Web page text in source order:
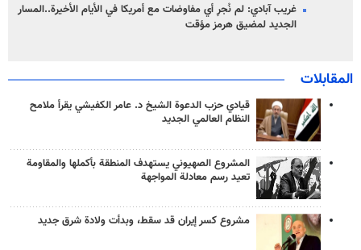
غريب آبادي: لم نُجرِ أي مفاوضات مع أمريكا في الأيام الأخيرة..المسار
الجديد لمضيق هرمز مؤقت
المقابلات
قيادي حزب الدعوة الشيخ د. عامر الكفيشي يقرأ ملامح
النظام العالمي الجديد
المشروع الصهيوني يستهدف المنطقة بأكملها والمقاومة
تعيد رسم معادلة المواجهة
مشروع كسر إيران قد سقط، وبدأت ولادة شرق جديد